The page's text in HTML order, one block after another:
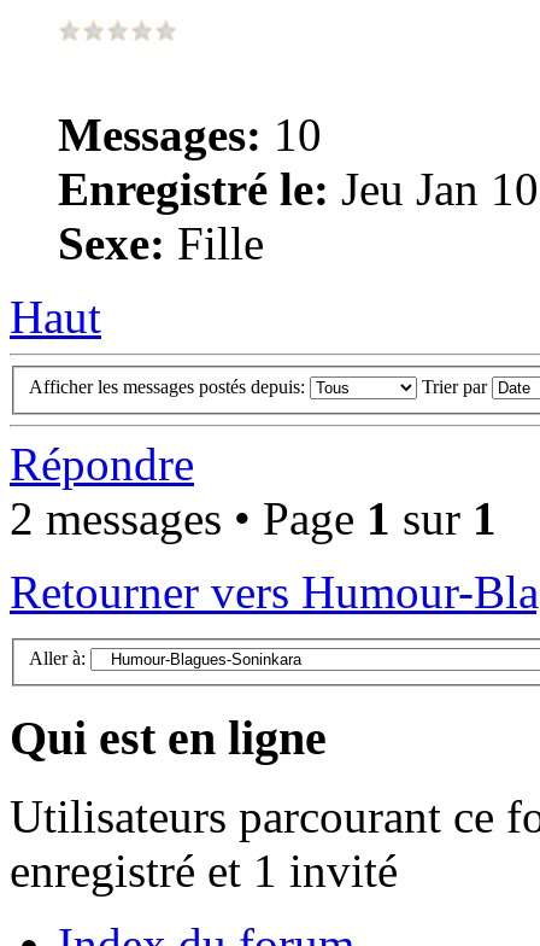
Messages: 10
Enregistré le: Jeu Jan
Sexe: Fille
Haut
Afficher les messages postés depuis: Trier par
Répondre
2 messages • Page 1 sur 1
Retourner vers Humour-
Aller à:
Qui est en ligne
Utilisateurs parcourant ce
enregistré et 1 invité